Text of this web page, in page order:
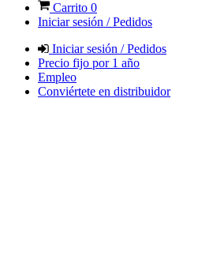
Carrito 0
Iniciar sesión / Pedidos
Iniciar sesión / Pedidos
Precio fijo por 1 año
Empleo
Conviértete en distribuidor